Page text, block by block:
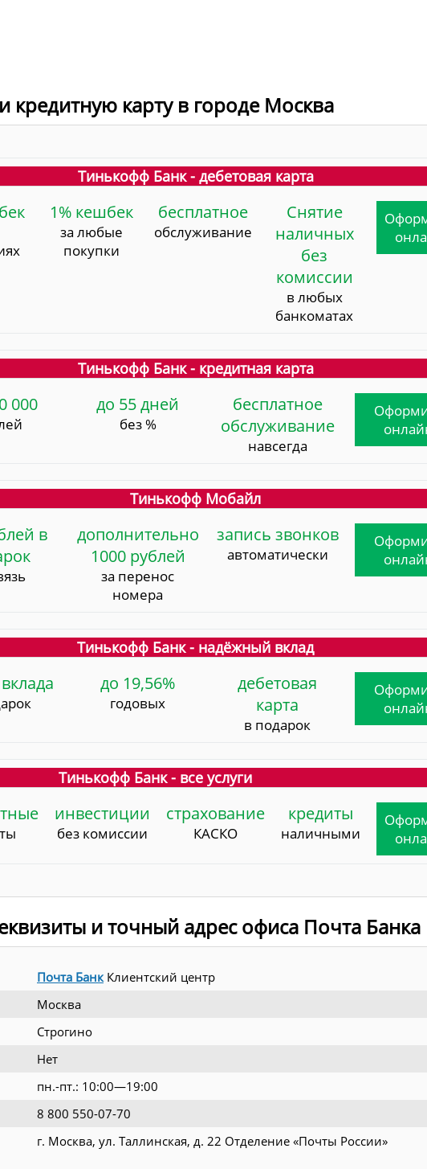
кредитную карту в городе Москва
Тинькофф Банк - дебетовая карта
1% кешбек
за любые
покупки
бесплатное
обслуживание
Снятие
наличных
без
комиссии
в любых
банкоматах
Тинькофф Банк - кредитная карта
000 до 55 дней
без %
бесплатное
обслуживание
навсегда
Тинькофф Мобайл
в
дополнительно
1000 рублей
за перенос
номера
запись звонков
автоматически
Тинькофф Банк - надёжный вклад
до 19,56%
годовых
дебетовая
карта
в подарок
Тинькофф Банк - все услуги
инвестиции
без комиссии
страхование
КАСКО
кредиты
наличными
и точный адрес офиса Почта Банка
Почта Банк Клиентский центр
Москва
Строгино
Нет
пн.-пт.: 10:00—19:00
8 800 550-07-70
г. Москва, ул. Таллинская, д. 22 Отделение «Почты России»